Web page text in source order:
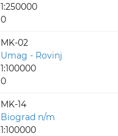
1:250000
0
MK-02
Umag - Rovinj
1:100000
0
MK-14
Biograd n/m
1:100000